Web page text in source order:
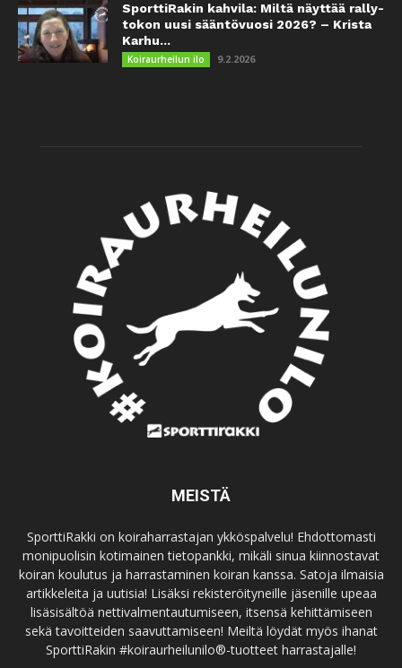
SporttiRakin kahvila: Miltä näyttää rally-
tokon uusi sääntövuosi 2026? – Krista
Karhu...
Koiraurheilun ilo 9.2.2026
MEISTÄ
SporttiRakki on koiraharrastajan ykköspalvelu! Ehdottomasti
monipuolisin kotimainen tietopankki, mikäli sinua kiinnostavat
koiran koulutus ja harrastaminen koiran kanssa. Satoja ilmaisia
artikkeleita ja uutisia! Lisäksi rekisteröityneille jäsenille upeaa
lisäsisältöä nettivalmentautumiseen, itsensä kehittämiseen
sekä tavoitteiden saavuttamiseen! Meiltä löydät myös ihanat
SporttiRakin #koiraurheilunilo®-tuotteet harrastajalle!